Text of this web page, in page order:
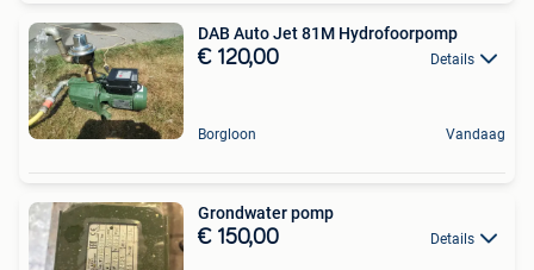
DAB Auto Jet 81M Hydrofoorpomp
€ 120,00 Details
Borgloon Vandaag
Grondwater pomp
€ 150,00 Details